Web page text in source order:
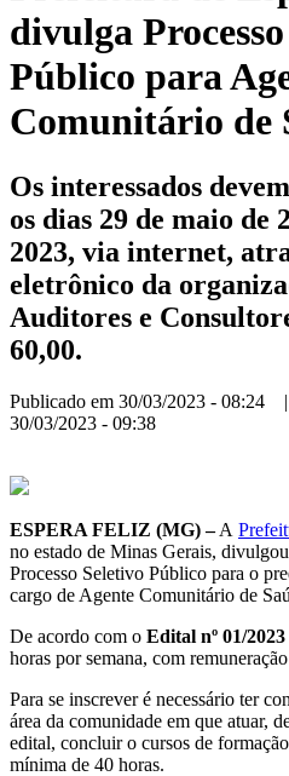
divulga
Público para
Comunitário de
Os interessados
os dias 29 de maio de
2023, via internet,
eletrônico da
Auditores e
60,00.
Publicado em 30/03/2023 - 08:24
30/03/2023 - 09:38
ESPERA FELIZ (MG) –A
no estado de Minas Gerais,
Processo Seletivo Público para o
cargo de Agente Comunitário de
De acordo com o Edital nº 01/2023
horas por semana, com
Para se inscrever é necessário ter
área da comunidade em que atuar,
edital, concluir o cursos de
mínima de 40 horas.